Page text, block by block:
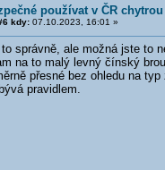
používat v ČR
kdy:07.10.2023, 16:01 »
správně, ale možná jste to
na to malý levný čínský
přesné bez ohledu na
pravidlem.